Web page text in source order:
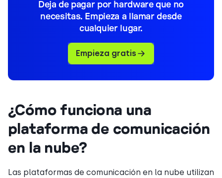
Deja de pagar por hardware que no
necesitas. Empieza a llamar desde
cualquier lugar.
Empieza gratis
¿Cómo funciona una
plataforma de comunicación
en la nube?
Las plataformas de comunicación en la nube utilizan